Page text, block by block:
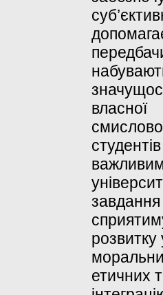
власної
завдання
розвитку
етичних